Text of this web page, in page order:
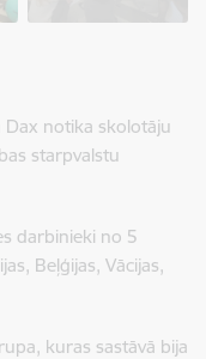
Dax notika skolotāju
starpvalstu
darbinieki no 5
Beļģijas, Vācijas,
kuras sastāvā bija